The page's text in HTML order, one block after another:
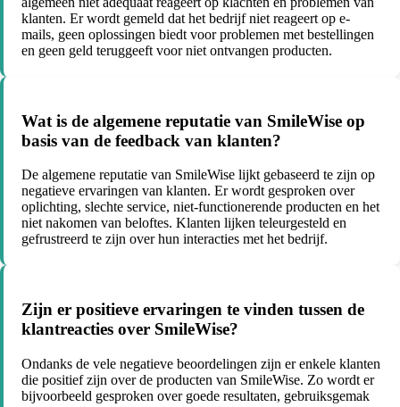
klanten. Er wordt gemeld dat het bedrijf niet reageert op e-
mails, geen oplossingen biedt voor problemen met bestellingen
en geen geld teruggeeft voor niet ontvangen producten.
Wat is de algemene reputatie van SmileWise op
basis van de feedback van klanten?
De algemene reputatie van SmileWise lijkt gebaseerd te zijn op
negatieve ervaringen van klanten. Er wordt gesproken over
oplichting, slechte service, niet-functionerende producten en het
niet nakomen van beloftes. Klanten lijken teleurgesteld en
gefrustreerd te zijn over hun interacties met het bedrijf.
Zijn er positieve ervaringen te vinden tussen de
klantreacties over SmileWise?
Ondanks de vele negatieve beoordelingen zijn er enkele klanten
die positief zijn over de producten van SmileWise. Zo wordt er
bijvoorbeeld gesproken over goede resultaten, gebruiksgemak